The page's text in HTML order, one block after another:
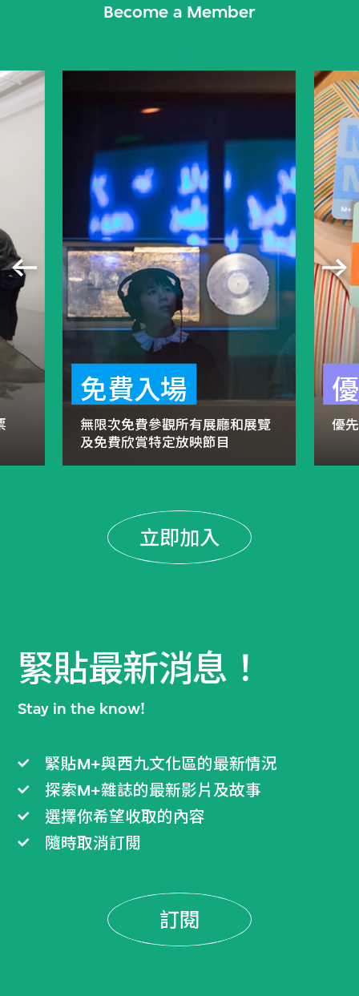
Become a Member
免費入場
無限次免費參觀所有展廳和展覽
及免費欣賞特定放映節目
優
立即加入
緊貼最新消息！
Stay in the know!
緊貼M+與西九文化區的最新情況
探索M+雜誌的最新影片及故事
選擇你希望收取的內容
隨時取消訂閲
訂閱